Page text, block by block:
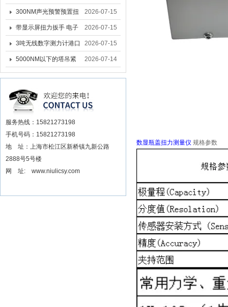
计
螺丝扭力专用扳手厂家
扳手 脚手架扭力检测扳
手 工地扣件扭矩扳手品
牌
300NM声光预警预置扭
力扳手 工业紧固专用数
显扭力工具厂家
2026-07-15
带显示屏扭力扳手 电子
数显扭力扳手 20NM精
准可调力矩扳手品牌
2026-07-15
3吨无线数字测力计港口
吊装专用
2026-07-15
5000NM以下的塔吊紧
固大扭力电动扳手 塔机
安装电动扳手厂家
2026-07-14
服务热线：15821273198
手机号码：15821273198
地 址：上海市松江区新桥镇九新公路
2888号5号楼
网 址: www.niulicsy.com
数显瓶盖扭力测量仪 规格参数